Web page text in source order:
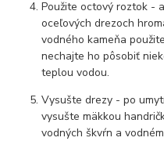
Použite octový roztok -
oceľových drezoch
vodného kameňa
nechajte ho pôsobiť
teplou vodou.
Vysušte drezy - po
vysušte mäkkou
vodných škvŕn a